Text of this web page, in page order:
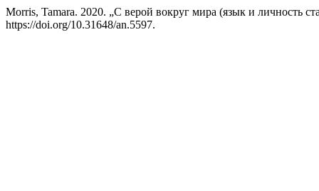
Morris, Tamara. 2020. „С верой вокруг мира (язык и личность
https://doi.org/10.31648/an.5597.